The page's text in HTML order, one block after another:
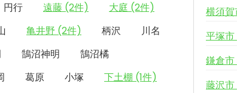
円行 遠藤 (2件)
大庭 (2件)
亀井野 (2件) 柄沢
川名
鵠沼神明
鵠沼橘
葛原 小塚
下土棚 (1件)
横須賀
平塚市
鎌倉市
藤沢市